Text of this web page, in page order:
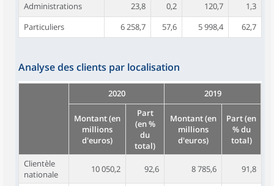
Administrations 23,8 0,2 120,7
1,3
Particuliers
6 258,7 57,6 5 998,4 62,7
Analyse des clients par localisation
2020 2019
Montant (en
millions
d'euros)
Part
(en %
du
total)
Montant (en
millions
d'euros)
Part (en
% du
total)
Clientèle
nationale
10 050,2 92,6 8 785,6 91,8